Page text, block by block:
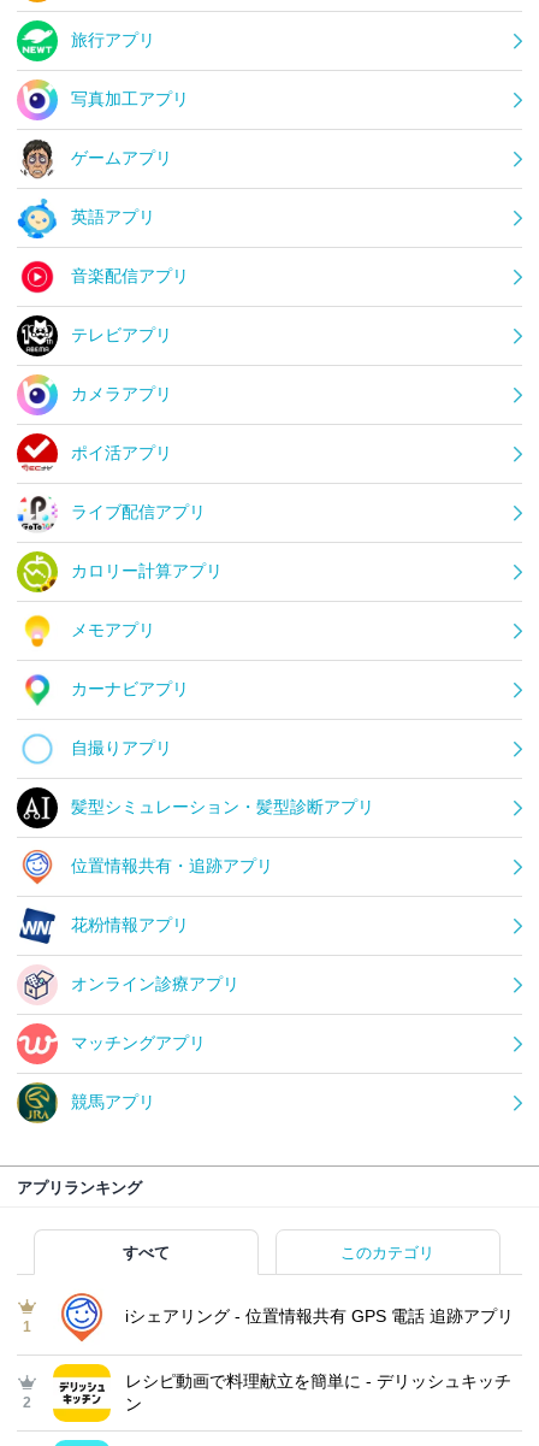
旅行アプリ
写真加工アプリ
ゲームアプリ
英語アプリ
音楽配信アプリ
テレビアプリ
カメラアプリ
ポイ活アプリ
ライブ配信アプリ
カロリー計算アプリ
メモアプリ
カーナビアプリ
自撮りアプリ
髪型シミュレーション・髪型診断アプリ
位置情報共有・追跡アプリ
花粉情報アプリ
オンライン診療アプリ
マッチングアプリ
競馬アプリ
アプリランキング
すべて このカテゴリ
1
iシェアリング - 位置情報共有 GPS 電話 追跡アプリ
2
レシピ動画で料理献立を簡単‪に - デリッシュキッチ
ン